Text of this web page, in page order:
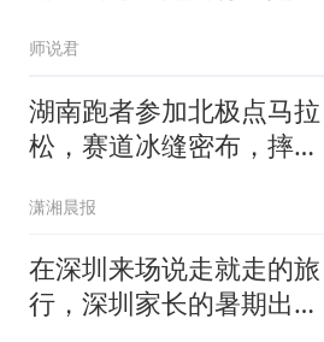
师说君
湖南跑者参加北极点马拉
松，赛道冰缝密布，摔跤
势夺冠
潇湘晨报
在深圳来场说走就走的旅
行，深圳家长的暑期出游